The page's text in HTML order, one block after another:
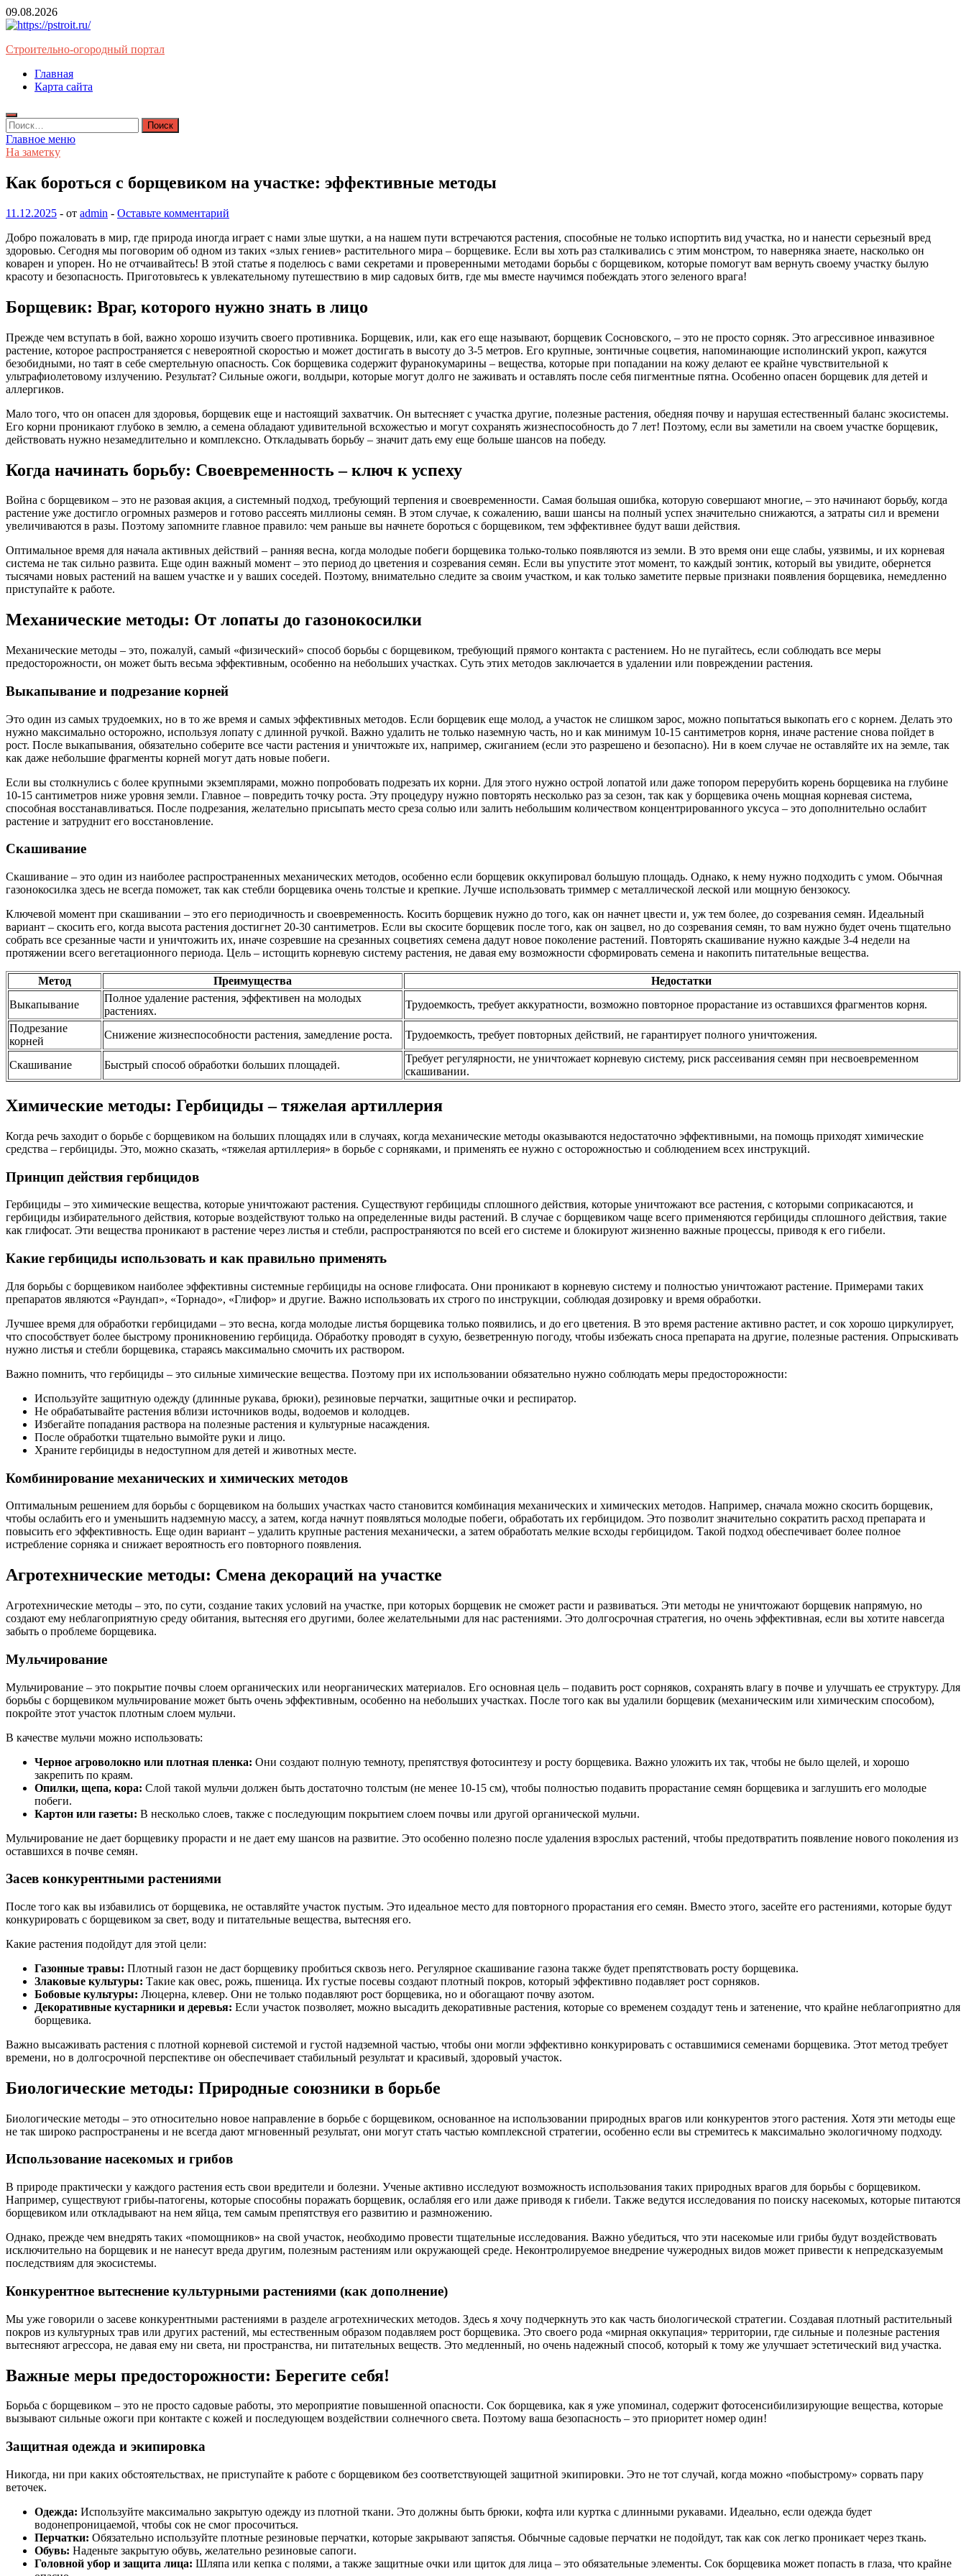
Перейти
к
09.08.2026
Строительно-огородный портал
Главная
Карта сайта
Найти:
Главное меню
На заметку
Как бороться с борщевиком на участке: эффективные методы
11.12.2025 - от admin - Оставьте комментарий
Добро пожаловать в мир, где природа иногда играет с нами злые шутки, а на нашем пути встречаются растения, способные не только испортить вид участка, но и нанести серьезный вред
здоровью. Сегодня мы поговорим об одном из таких «злых гениев» растительного мира – борщевике. Если вы хоть раз сталкивались с этим монстром, то наверняка знаете, насколько он
коварен и упорен. Но не отчаивайтесь! В этой статье я поделюсь с вами секретами и проверенными методами борьбы с борщевиком, которые помогут вам вернуть своему участку былую
красоту и безопасность. Приготовьтесь к увлекательному путешествию в мир садовых битв, где мы вместе научимся побеждать этого зеленого врага!
Борщевик: Враг, которого нужно знать в лицо
Прежде чем вступать в бой, важно хорошо изучить своего противника. Борщевик, или, как его еще называют, борщевик Сосновского, – это не просто сорняк. Это агрессивное инвазивное
растение, которое распространяется с невероятной скоростью и может достигать в высоту до 3-5 метров. Его крупные, зонтичные соцветия, напоминающие исполинский укроп, кажутся
безобидными, но таят в себе смертельную опасность. Сок борщевика содержит фуранокумарины – вещества, которые при попадании на кожу делают ее крайне чувствительной к
ультрафиолетовому излучению. Результат? Сильные ожоги, волдыри, которые могут долго не заживать и оставлять после себя пигментные пятна. Особенно опасен борщевик для детей и
аллергиков.
Мало того, что он опасен для здоровья, борщевик еще и настоящий захватчик. Он вытесняет с участка другие, полезные растения, обедняя почву и нарушая естественный баланс экосистемы.
Его корни проникают глубоко в землю, а семена обладают удивительной всхожестью и могут сохранять жизнеспособность до 7 лет! Поэтому, если вы заметили на своем участке борщевик,
действовать нужно незамедлительно и комплексно. Откладывать борьбу – значит дать ему еще больше шансов на победу.
Когда начинать борьбу: Своевременность – ключ к успеху
Война с борщевиком – это не разовая акция, а системный подход, требующий терпения и своевременности. Самая большая ошибка, которую совершают многие, – это начинают борьбу, когда
растение уже достигло огромных размеров и готово рассеять миллионы семян. В этом случае, к сожалению, ваши шансы на полный успех значительно снижаются, а затраты сил и времени
увеличиваются в разы. Поэтому запомните главное правило: чем раньше вы начнете бороться с борщевиком, тем эффективнее будут ваши действия.
Оптимальное время для начала активных действий – ранняя весна, когда молодые побеги борщевика только-только появляются из земли. В это время они еще слабы, уязвимы, и их корневая
система не так сильно развита. Еще один важный момент – это период до цветения и созревания семян. Если вы упустите этот момент, то каждый зонтик, который вы увидите, обернется
тысячами новых растений на вашем участке и у ваших соседей. Поэтому, внимательно следите за своим участком, и как только заметите первые признаки появления борщевика, немедленно
приступайте к работе.
Механические методы: От лопаты до газонокосилки
Механические методы – это, пожалуй, самый «физический» способ борьбы с борщевиком, требующий прямого контакта с растением. Но не пугайтесь, если соблюдать все меры
предосторожности, он может быть весьма эффективным, особенно на небольших участках. Суть этих методов заключается в удалении или повреждении растения.
Выкапывание и подрезание корней
Это один из самых трудоемких, но в то же время и самых эффективных методов. Если борщевик еще молод, а участок не слишком зарос, можно попытаться выкопать его с корнем. Делать это
нужно максимально осторожно, используя лопату с длинной ручкой. Важно удалить не только наземную часть, но и как минимум 10-15 сантиметров корня, иначе растение снова пойдет в
рост. После выкапывания, обязательно соберите все части растения и уничтожьте их, например, сжиганием (если это разрешено и безопасно). Ни в коем случае не оставляйте их на земле, так
как даже небольшие фрагменты корней могут дать новые побеги.
Если вы столкнулись с более крупными экземплярами, можно попробовать подрезать их корни. Для этого нужно острой лопатой или даже топором перерубить корень борщевика на глубине
10-15 сантиметров ниже уровня земли. Главное – повредить точку роста. Эту процедуру нужно повторять несколько раз за сезон, так как у борщевика очень мощная корневая система,
способная восстанавливаться. После подрезания, желательно присыпать место среза солью или залить небольшим количеством концентрированного уксуса – это дополнительно ослабит
растение и затруднит его восстановление.
Скашивание
Скашивание – это один из наиболее распространенных механических методов, особенно если борщевик оккупировал большую площадь. Однако, к нему нужно подходить с умом. Обычная
газонокосилка здесь не всегда поможет, так как стебли борщевика очень толстые и крепкие. Лучше использовать триммер с металлической леской или мощную бензокосу.
Ключевой момент при скашивании – это его периодичность и своевременность. Косить борщевик нужно до того, как он начнет цвести и, уж тем более, до созревания семян. Идеальный
вариант – скосить его, когда высота растения достигнет 20-30 сантиметров. Если вы скосите борщевик после того, как он зацвел, но до созревания семян, то вам нужно будет очень тщательно
собрать все срезанные части и уничтожить их, иначе созревшие на срезанных соцветиях семена дадут новое поколение растений. Повторять скашивание нужно каждые 3-4 недели на
протяжении всего вегетационного периода. Цель – истощить корневую систему растения, не давая ему возможности сформировать семена и накопить питательные вещества.
Метод Преимущества
Недостатки
Выкапывание
Полное удаление растения, эффективен на молодых
растениях.
Трудоемкость, требует аккуратности, возможно повторное прорастание из оставшихся фрагментов корня.
Подрезание
корней
Снижение жизнеспособности растения, замедление роста. Трудоемкость, требует повторных действий, не гарантирует полного уничтожения.
Скашивание Быстрый способ обработки больших площадей.
Требует регулярности, не уничтожает корневую систему, риск рассеивания семян при несвоевременном
скашивании.
Химические методы: Гербициды – тяжелая артиллерия
Когда речь заходит о борьбе с борщевиком на больших площадях или в случаях, когда механические методы оказываются недостаточно эффективными, на помощь приходят химические
средства – гербициды. Это, можно сказать, «тяжелая артиллерия» в борьбе с сорняками, и применять ее нужно с осторожностью и соблюдением всех инструкций.
Принцип действия гербицидов
Гербициды – это химические вещества, которые уничтожают растения. Существуют гербициды сплошного действия, которые уничтожают все растения, с которыми соприкасаются, и
гербициды избирательного действия, которые воздействуют только на определенные виды растений. В случае с борщевиком чаще всего применяются гербициды сплошного действия, такие
как глифосат. Эти вещества проникают в растение через листья и стебли, распространяются по всей его системе и блокируют жизненно важные процессы, приводя к его гибели.
Какие гербициды использовать и как правильно применять
Для борьбы с борщевиком наиболее эффективны системные гербициды на основе глифосата. Они проникают в корневую систему и полностью уничтожают растение. Примерами таких
препаратов являются «Раундап», «Торнадо», «Глифор» и другие. Важно использовать их строго по инструкции, соблюдая дозировку и время обработки.
Лучшее время для обработки гербицидами – это весна, когда молодые листья борщевика только появились, и до его цветения. В это время растение активно растет, и сок хорошо циркулирует,
что способствует более быстрому проникновению гербицида. Обработку проводят в сухую, безветренную погоду, чтобы избежать сноса препарата на другие, полезные растения. Опрыскивать
нужно листья и стебли борщевика, стараясь максимально смочить их раствором.
Важно помнить, что гербициды – это сильные химические вещества. Поэтому при их использовании обязательно нужно соблюдать меры предосторожности:
Используйте защитную одежду (длинные рукава, брюки), резиновые перчатки, защитные очки и респиратор.
Не обрабатывайте растения вблизи источников воды, водоемов и колодцев.
Избегайте попадания раствора на полезные растения и культурные насаждения.
После обработки тщательно вымойте руки и лицо.
Храните гербициды в недоступном для детей и животных месте.
Комбинирование механических и химических методов
Оптимальным решением для борьбы с борщевиком на больших участках часто становится комбинация механических и химических методов. Например, сначала можно скосить борщевик,
чтобы ослабить его и уменьшить надземную массу, а затем, когда начнут появляться молодые побеги, обработать их гербицидом. Это позволит значительно сократить расход препарата и
повысить его эффективность. Еще один вариант – удалить крупные растения механически, а затем обработать мелкие всходы гербицидом. Такой подход обеспечивает более полное
истребление сорняка и снижает вероятность его повторного появления.
Агротехнические методы: Смена декораций на участке
Агротехнические методы – это, по сути, создание таких условий на участке, при которых борщевик не сможет расти и развиваться. Эти методы не уничтожают борщевик напрямую, но
создают ему неблагоприятную среду обитания, вытесняя его другими, более желательными для нас растениями. Это долгосрочная стратегия, но очень эффективная, если вы хотите навсегда
забыть о проблеме борщевика.
Мульчирование
Мульчирование – это покрытие почвы слоем органических или неорганических материалов. Его основная цель – подавить рост сорняков, сохранять влагу в почве и улучшать ее структуру. Для
борьбы с борщевиком мульчирование может быть очень эффективным, особенно на небольших участках. После того как вы удалили борщевик (механическим или химическим способом),
покройте этот участок плотным слоем мульчи.
В качестве мульчи можно использовать:
Черное агроволокно или плотная пленка: Они создают полную темноту, препятствуя фотосинтезу и росту борщевика. Важно уложить их так, чтобы не было щелей, и хорошо
закрепить по краям.
Опилки, щепа, кора: Слой такой мульчи должен быть достаточно толстым (не менее 10-15 см), чтобы полностью подавить прорастание семян борщевика и заглушить его молодые
побеги.
Картон или газеты: В несколько слоев, также с последующим покрытием слоем почвы или другой органической мульчи.
Мульчирование не дает борщевику прорасти и не дает ему шансов на развитие. Это особенно полезно после удаления взрослых растений, чтобы предотвратить появление нового поколения из
оставшихся в почве семян.
Засев конкурентными растениями
После того как вы избавились от борщевика, не оставляйте участок пустым. Это идеальное место для повторного прорастания его семян. Вместо этого, засейте его растениями, которые будут
конкурировать с борщевиком за свет, воду и питательные вещества, вытесняя его.
Какие растения подойдут для этой цели:
Газонные травы: Плотный газон не даст борщевику пробиться сквозь него. Регулярное скашивание газона также будет препятствовать росту борщевика.
Злаковые культуры: Такие как овес, рожь, пшеница. Их густые посевы создают плотный покров, который эффективно подавляет рост сорняков.
Бобовые культуры: Люцерна, клевер. Они не только подавляют рост борщевика, но и обогащают почву азотом.
Декоративные кустарники и деревья: Если участок позволяет, можно высадить декоративные растения, которые со временем создадут тень и затенение, что крайне неблагоприятно для
борщевика.
Важно высаживать растения с плотной корневой системой и густой надземной частью, чтобы они могли эффективно конкурировать с оставшимися семенами борщевика. Этот метод требует
времени, но в долгосрочной перспективе он обеспечивает стабильный результат и красивый, здоровый участок.
Биологические методы: Природные союзники в борьбе
Биологические методы – это относительно новое направление в борьбе с борщевиком, основанное на использовании природных врагов или конкурентов этого растения. Хотя эти методы еще
не так широко распространены и не всегда дают мгновенный результат, они могут стать частью комплексной стратегии, особенно если вы стремитесь к максимально экологичному подходу.
Использование насекомых и грибов
В природе практически у каждого растения есть свои вредители и болезни. Ученые активно исследуют возможность использования таких природных врагов для борьбы с борщевиком.
Например, существуют грибы-патогены, которые способны поражать борщевик, ослабляя его или даже приводя к гибели. Также ведутся исследования по поиску насекомых, которые питаются
борщевиком или откладывают на нем яйца, тем самым препятствуя его развитию и размножению.
Однако, прежде чем внедрять таких «помощников» на свой участок, необходимо провести тщательные исследования. Важно убедиться, что эти насекомые или грибы будут воздействовать
исключительно на борщевик и не нанесут вреда другим, полезным растениям или окружающей среде. Неконтролируемое внедрение чужеродных видов может привести к непредсказуемым
последствиям для экосистемы.
Конкурентное вытеснение культурными растениями (как дополнение)
Мы уже говорили о засеве конкурентными растениями в разделе агротехнических методов. Здесь я хочу подчеркнуть это как часть биологической стратегии. Создавая плотный растительный
покров из культурных трав или других растений, мы естественным образом подавляем рост борщевика. Это своего рода «мирная оккупация» территории, где сильные и полезные растения
вытесняют агрессора, не давая ему ни света, ни пространства, ни питательных веществ. Это медленный, но очень надежный способ, который к тому же улучшает эстетический вид участка.
Важные меры предосторожности: Берегите себя!
Борьба с борщевиком – это не просто садовые работы, это мероприятие повышенной опасности. Сок борщевика, как я уже упоминал, содержит фотосенсибилизирующие вещества, которые
вызывают сильные ожоги при контакте с кожей и последующем воздействии солнечного света. Поэтому ваша безопасность – это приоритет номер один!
Защитная одежда и экипировка
Никогда, ни при каких обстоятельствах, не приступайте к работе с борщевиком без соответствующей защитной экипировки. Это не тот случай, когда можно «побыстрому» сорвать пару
веточек.
Одежда: Используйте максимально закрытую одежду из плотной ткани. Это должны быть брюки, кофта или куртка с длинными рукавами. Идеально, если одежда будет
водонепроницаемой, чтобы сок не смог просочиться.
Перчатки: Обязательно используйте плотные резиновые перчатки, которые закрывают запястья. Обычные садовые перчатки не подойдут, так как сок легко проникает через ткань.
Обувь: Наденьте закрытую обувь, желательно резиновые сапоги.
Головной убор и защита лица: Шляпа или кепка с полями, а также защитные очки или щиток для лица – это обязательные элементы. Сок борщевика может попасть в глаза, что крайне